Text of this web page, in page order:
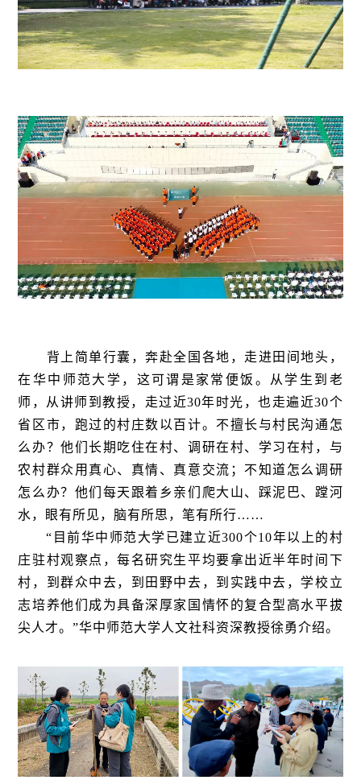
背上简单行囊，奔赴全国各地，走进田间地头 ，
在华中师范大学，这可谓是家常便饭。从学生到老
师，从讲师到教授，走过近30年时光，也走遍近30个
省区市，跑过的村庄数以百计。不擅长与村民沟通怎
么办？他们长期吃住在村、调研在村、学习在村，与
农村群众用真心、真情、真意交流；不知道怎么调研
怎么办？他们每天跟着乡亲们爬大山、踩泥巴、蹚河
水，眼有所见，脑有所思，笔有所行……
“目前华中师范大学已建立近300个10年以上的村
庄驻村观察点，每名研究生平均要拿出近半年时间下
村，到群众中去，到田野中去，到实践中去，学校立
志培养他们成为具备深厚家国情怀的复合型高水平拔
尖人才。”华中师范大学人文社科资深教授徐勇介绍。